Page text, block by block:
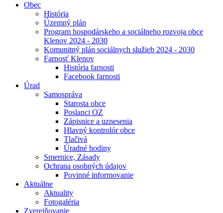
Obec
História
Územný plán
Program hospodárskeho a sociálneho rozvoja obce
Klenov 2024 - 2030
Komunitný plán sociálnych služieb 2024 - 2030
Farnosť Klenov
História farnosti
Facebook farnosti
Úrad
Samospráva
Starosta obce
Poslanci OZ
Zápisnice a uznesenia
Hlavný kontrolór obce
Tlačivá
Úradné hodiny
Smernice, Zásady
Ochrana osobných údajov
Povinné informovanie
Aktuálne
Aktuality
Fotogaléria
Zverejňovanie